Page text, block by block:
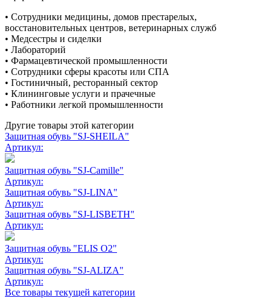
• Сотрудники медицины, домов престарелых,
восстановительных центров, ветеринарных служб
• Медсестры и сиделки
• Лабораторий
• Фармацевтической промышленности
• Сотрудники сферы красоты или СПА
• Гостиничный, ресторанный сектор
• Клининговые услуги и прачечные
• Работники легкой промышленности
Другие товары этой категории
Защитная обувь "SJ-SHEILA"
Артикул:
Защитная обувь "SJ-Camille"
Артикул:
Защитная обувь "SJ-LINA"
Артикул:
Защитная обувь "SJ-LISBETH"
Артикул:
Защитная обувь "ELIS O2"
Артикул:
Защитная обувь "SJ-ALIZA"
Артикул:
Все товары текущей категории